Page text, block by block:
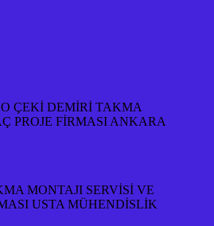
ÇEKİ DEMİRİ TAKMA
PROJE FİRMASI ANKARA
MONTAJI SERVİSİ VE
USTA MÜHENDİSLİK